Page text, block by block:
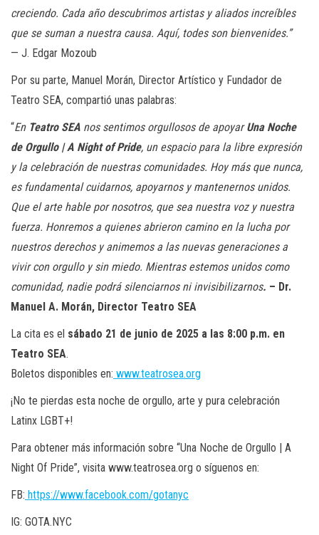
creciendo. Cada año descubrimos artistas y aliados increíbles
que se suman a nuestra causa. Aquí, todes son bienvenides.”
— J. Edgar Mozoub
Por su parte, Manuel Morán, Director Artístico y Fundador de
Teatro SEA, compartió unas palabras:
“En Teatro SEA nos sentimos orgullosos de apoyarUna Noche
de Orgullo | A Night of Pride, un espacio para la libre expresión
y la celebración de nuestras comunidades. Hoy más que nunca,
es fundamental cuidarnos, apoyarnos y mantenernos unidos.
Que el arte hable por nosotros, que sea nuestra voz y nuestra
fuerza. Honremos a quienes abrieron camino en la lucha por
nuestros derechos y animemos a las nuevas generaciones a
vivir con orgullo y sin miedo. Mientras estemos unidos como
comunidad, nadie podrá silenciarnos ni invisibilizarnos. – Dr.
Manuel A. Morán, Director Teatro SEA
La cita es el sábado 21 de junio de 2025 a las 8:00 p.m. en
Teatro SEA.
Boletos disponibles en: www.teatrosea.org
¡No te pierdas esta noche de orgullo, arte y pura celebración
Latinx LGBT+!
Para obtener más información sobre “Una Noche de Orgullo | A
Night Of Pride”, visita www.teatrosea.org o síguenos en:
FB: https://www.facebook.com/gotanyc
IG: GOTA.NYC